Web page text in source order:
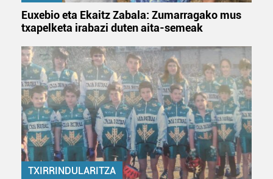
Euxebio eta Ekaitz Zabala: Zumarragako mus
txapelketa irabazi duten aita-semeak
TXIRRINDULARITZA